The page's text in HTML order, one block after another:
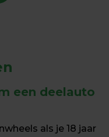
een deelauto
als je 18 jaar